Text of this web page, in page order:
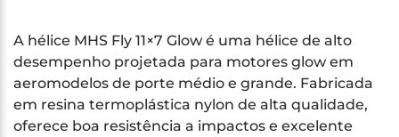
A hélice MHS Fly 11×7 Glow é uma hélice de alto
desempenho projetada para motores glow em
aeromodelos de porte médio e grande. Fabricada
em resina termoplástica nylon de alta qualidade,
oferece boa resistência a impactos e excelente